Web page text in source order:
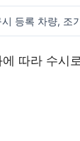
등록 차량, 조
따라 수시